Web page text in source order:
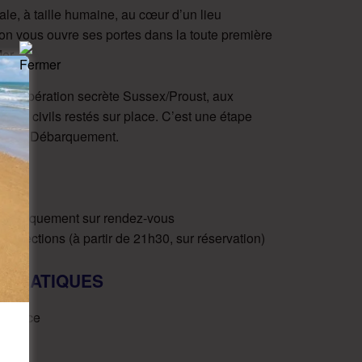
à taille humaine, au cœur d’un lieu
vous ouvre ses portes dans la toute première
l’opération secrète Sussex/Proust, aux
civils restés sur place. C’est une étape
du Débarquement.
uniquement sur rendez-vous
(à partir de 21h30, sur réservation)